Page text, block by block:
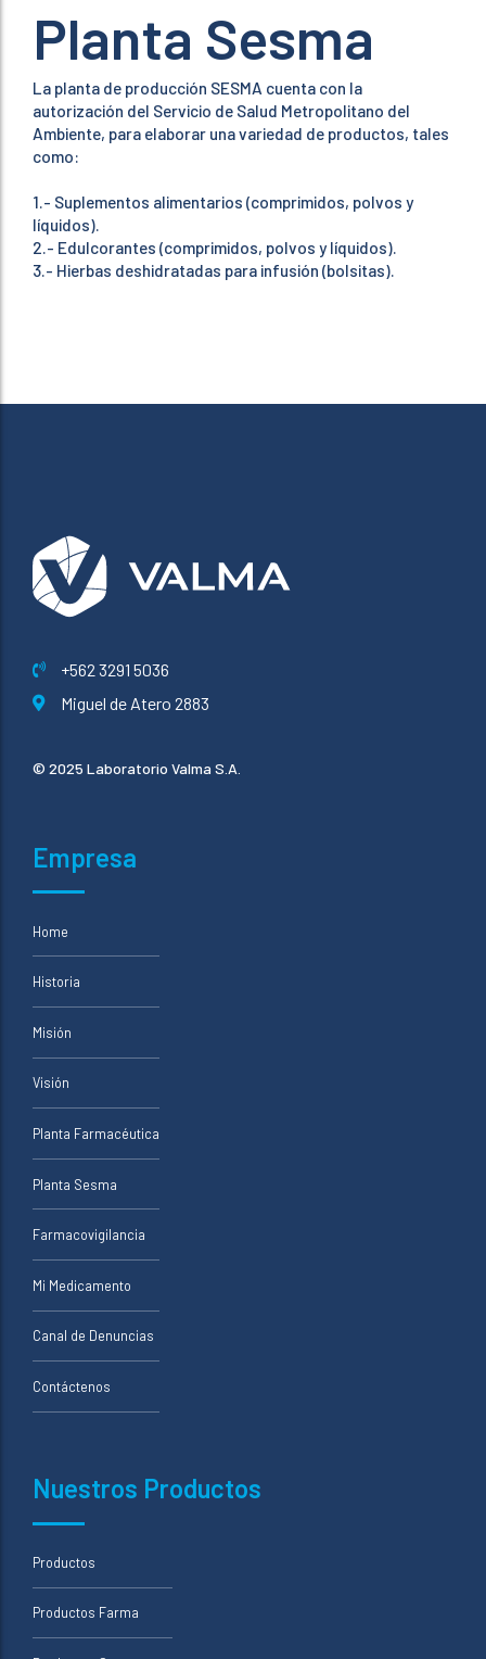
Planta Sesma
La planta de producción SESMA cuenta con la
autorización del Servicio de Salud Metropolitano del
Ambiente, para elaborar una variedad de productos, tales
como:
1.- Suplementos alimentarios (comprimidos, polvos y
líquidos).
2.- Edulcorantes (comprimidos, polvos y líquidos).
3.- Hierbas deshidratadas para infusión (bolsitas).
+562 3291 5036
Miguel de Atero 2883
© 2025 Laboratorio Valma S.A.
Empresa
Home
Historia
Misión
Visión
Planta Farmacéutica
Planta Sesma
Farmacovigilancia
Mi Medicamento
Canal de Denuncias
Contáctenos
Nuestros Productos
Productos
Productos Farma